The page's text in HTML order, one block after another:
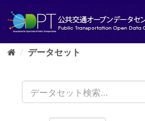
し
データセット